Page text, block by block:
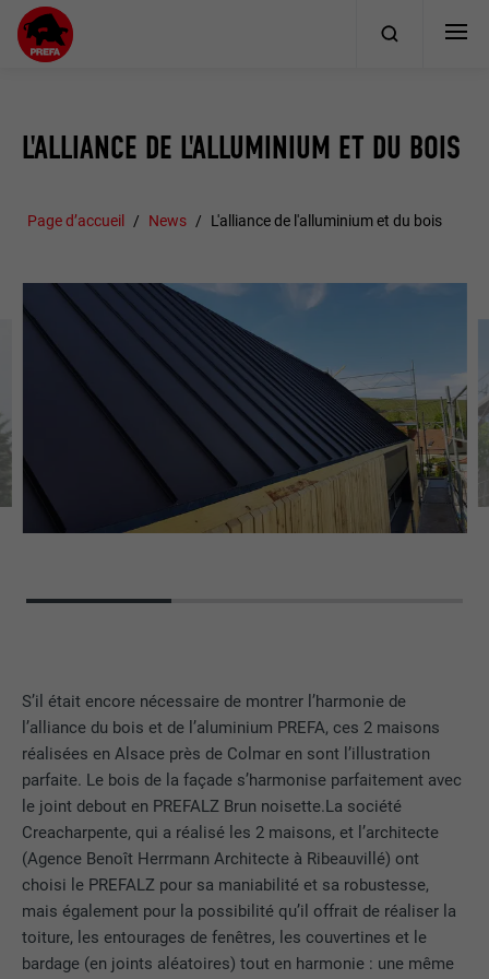
L'ALLIANCE DE L'ALLUMINIUM ET DU BOIS
Page d’accueil News L'alliance de l'alluminium et du bois
S’il était encore nécessaire de montrer l’harmonie de
l’alliance du bois et de l’aluminium PREFA, ces 2 maisons
réalisées en Alsace près de Colmar en sont l’illustration
parfaite. Le bois de la façade s’harmonise parfaitement avec
le joint debout en PREFALZ Brun noisette.La société
Creacharpente, qui a réalisé les 2 maisons, et l’architecte
(Agence Benoît Herrmann Architecte à Ribeauvillé) ont
choisi le PREFALZ pour sa maniabilité et sa robustesse,
mais également pour la possibilité qu’il offrait de réaliser la
toiture, les entourages de fenêtres, les couvertines et le
bardage (en joints aléatoires) tout en harmonie : une même